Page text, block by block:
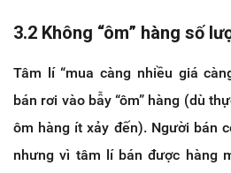
3.2 Không “ôm” hàng số
Tâm lí “mua càng nhiều giá
bán rơi vào bẫy “ôm” hàng (dù
ôm hàng ít xảy đến). Người bán
nhưng vì tâm lí bán được hàng